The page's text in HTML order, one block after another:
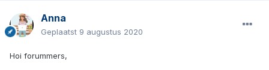
Anna
Geplaatst 9 augustus 2020
Hoi forummers,